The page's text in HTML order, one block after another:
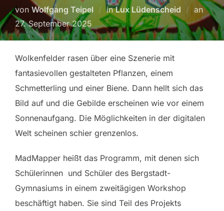
von Wolfgang Teipel inLux Lüdenscheid an
am
27. September 2025
Wolkenfelder rasen über eine Szenerie mit
fantasievollen gestalteten Pflanzen, einem
Schmetterling und einer Biene. Dann hellt sich das
Bild auf und die Gebilde erscheinen wie vor einem
Sonnenaufgang. Die Möglichkeiten in der digitalen
Welt scheinen schier grenzenlos.
MadMapper heißt das Programm, mit denen sich
Schülerinnen und Schüler des Bergstadt-
Gymnasiums in einem zweitägigen Workshop
beschäftigt haben. Sie sind Teil des Projekts